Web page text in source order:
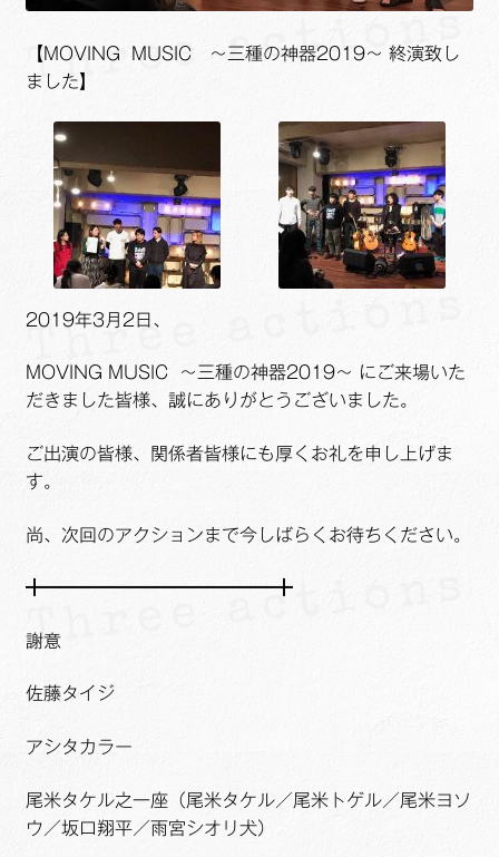
【MOVING MUSIC ～三種の神器2019～ 終演致し
ました】
2019年3月2日、
MOVING MUSIC ～三種の神器2019～ にご来場いた
だきました皆様、誠にありがとうございました。
ご出演の皆様、関係者皆様にも厚くお礼を申し上げま
す。
尚、次回のアクションまで今しばらくお待ちください。
╋━━━━━━━━━━━━━╋
謝意
佐藤タイジ
アシタカラー
尾米タケル之一座（尾米タケル／尾米トゲル／尾米ヨソ
ウ／坂口翔平／雨宮シオリ犬）